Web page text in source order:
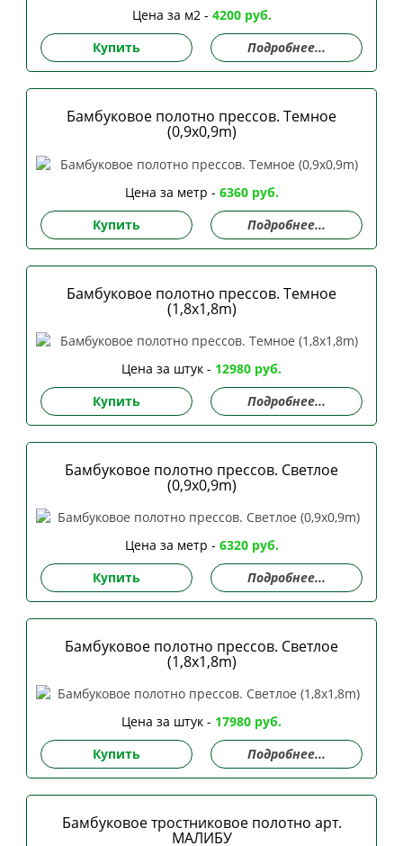
Цена за м2 - 4200 руб.
Купить
Подробнее...
Бамбуковое полотно прессов. Темное
(0,9x0,9m)
Цена за метр - 6360 руб.
Купить
Подробнее...
Бамбуковое полотно прессов. Темное
(1,8x1,8m)
Цена за штук - 12980 руб.
Купить
Подробнее...
Бамбуковое полотно прессов. Светлое
(0,9x0,9m)
Цена за метр - 6320 руб.
Купить
Подробнее...
Бамбуковое полотно прессов. Светлое
(1,8x1,8m)
Цена за штук - 17980 руб.
Купить
Подробнее...
Бамбуковое тростниковое полотно арт.
МАЛИБУ